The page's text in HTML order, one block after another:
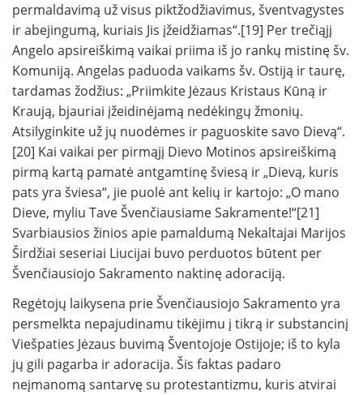
permaldavimą už visus piktžodžiavimus, šventvagystes
ir abejingumą, kuriais Jis įžeidžiamas“.[19] Per trečiąjį
Angelo apsireiškimą vaikai priima iš jo rankų mistinę šv.
Komuniją. Angelas paduoda vaikams šv. Ostiją ir taurę,
tardamas žodžius: „Priimkite Jėzaus Kristaus Kūną ir
Kraują, bjauriai įžeidinėjamą nedėkingų žmonių.
Atsilyginkite už jų nuodėmes ir paguoskite savo Dievą“.
[20] Kai vaikai per pirmąjį Dievo Motinos apsireiškimą
pirmą kartą pamatė antgamtinę šviesą ir „Dievą, kuris
pats yra šviesa“, jie puolė ant kelių ir kartojo: „O mano
Dieve, myliu Tave Švenčiausiame Sakramente!“[21]
Svarbiausios žinios apie pamaldumą Nekaltajai Marijos
Širdžiai seseriai Liucijai buvo perduotos būtent per
Švenčiausiojo Sakramento naktinę adoraciją.
Regėtojų laikysena prie Švenčiausiojo Sakramento yra
persmelkta nepajudinamu tikėjimu į tikrą ir substancinį
Viešpaties Jėzaus buvimą Šventojoje Ostijoje; iš to kyla
jų gili pagarba ir adoracija. Šis faktas padaro
neįmanomą santarvę su protestantizmu, kuris atvirai